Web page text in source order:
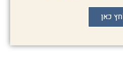
כאן